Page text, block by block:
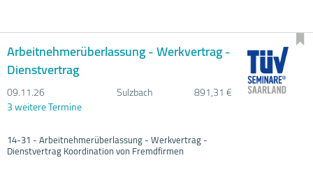
Arbeitnehmerüberlassung - Werkvertrag -
Dienstvertrag
09.11.26 Sulzbach
891,31 €
3 weitere Termine
14-31 - Arbeitnehmerüberlassung - Werkvertrag -
Dienstvertrag Koordination von Fremdfirmen